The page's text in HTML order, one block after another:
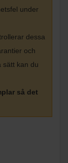
under
dessa
och
sätt kan du
så det